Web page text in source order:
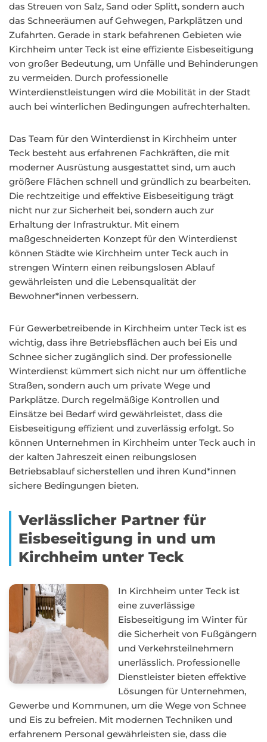
das Streuen von Salz, Sand oder Splitt, sondern auch
das Schneeräumen auf Gehwegen, Parkplätzen und
Zufahrten. Gerade in stark befahrenen Gebieten wie
Kirchheim unter Teck ist eine effiziente Eisbeseitigung
von großer Bedeutung, um Unfälle und Behinderungen
zu vermeiden. Durch professionelle
Winterdienstleistungen wird die Mobilität in der Stadt
auch bei winterlichen Bedingungen aufrechterhalten.
Das Team für den Winterdienst in Kirchheim unter
Teck besteht aus erfahrenen Fachkräften, die mit
moderner Ausrüstung ausgestattet sind, um auch
größere Flächen schnell und gründlich zu bearbeiten.
Die rechtzeitige und effektive Eisbeseitigung trägt
nicht nur zur Sicherheit bei, sondern auch zur
Erhaltung der Infrastruktur. Mit einem
maßgeschneiderten Konzept für den Winterdienst
können Städte wie Kirchheim unter Teck auch in
strengen Wintern einen reibungslosen Ablauf
gewährleisten und die Lebensqualität der
Bewohner*innen verbessern.
Für Gewerbetreibende in Kirchheim unter Teck ist es
wichtig, dass ihre Betriebsflächen auch bei Eis und
Schnee sicher zugänglich sind. Der professionelle
Winterdienst kümmert sich nicht nur um öffentliche
Straßen, sondern auch um private Wege und
Parkplätze. Durch regelmäßige Kontrollen und
Einsätze bei Bedarf wird gewährleistet, dass die
Eisbeseitigung effizient und zuverlässig erfolgt. So
können Unternehmen in Kirchheim unter Teck auch in
der kalten Jahreszeit einen reibungslosen
Betriebsablauf sicherstellen und ihren Kund*innen
sichere Bedingungen bieten.
Verlässlicher Partner für
Eisbeseitigung in und um
Kirchheim unter Teck
In Kirchheim unter Teck ist
eine zuverlässige
Eisbeseitigung im Winter für
die Sicherheit von Fußgängern
und Verkehrsteilnehmern
unerlässlich. Professionelle
Dienstleister bieten effektive
Lösungen für Unternehmen,
Gewerbe und Kommunen, um die Wege von Schnee
und Eis zu befreien. Mit modernen Techniken und
erfahrenem Personal gewährleisten sie, dass die